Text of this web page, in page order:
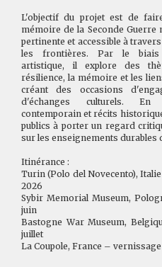
L'objectif du projet est de
mémoire de la Seconde Guerre
pertinente et accessible à
les frontières. Par le biais
artistique, il explore des
résilience, la mémoire et les
créant des occasions
d'échanges culturels.
contemporain et récits
publics à porter un regard
sur les enseignements durables
Itinérance :
Turin (Polo del Novecento),
2026
Sybir Memorial Museum,
juin
Bastogne War Museum,
juillet
La Coupole, France –